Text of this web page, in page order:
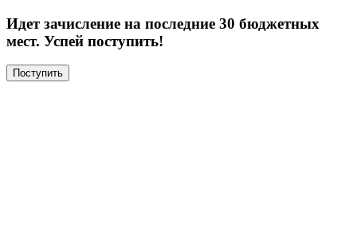
Идет зачисление на последние 30 бюджетных
мест. Успей поступить!
Поступить